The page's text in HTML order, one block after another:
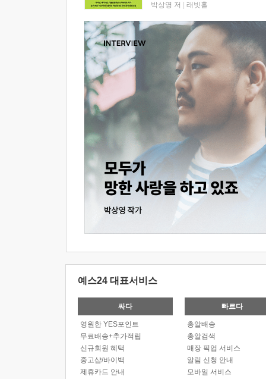
박상영 저 래빗홀
예스24 대표서비스
싸다
영원한 YES포인트
무료배송+추가적립
신규회원 혜택
중고샵/바이백
제휴카드 안내
빠르다
총알배송
총알검색
매장 픽업 서비스
알림 신청 안내
모바일 서비스